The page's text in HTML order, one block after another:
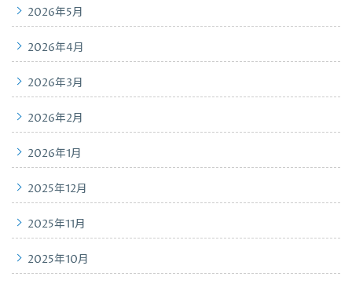
2026年5月
2026年4月
2026年3月
2026年2月
2026年1月
2025年12月
2025年11月
2025年10月